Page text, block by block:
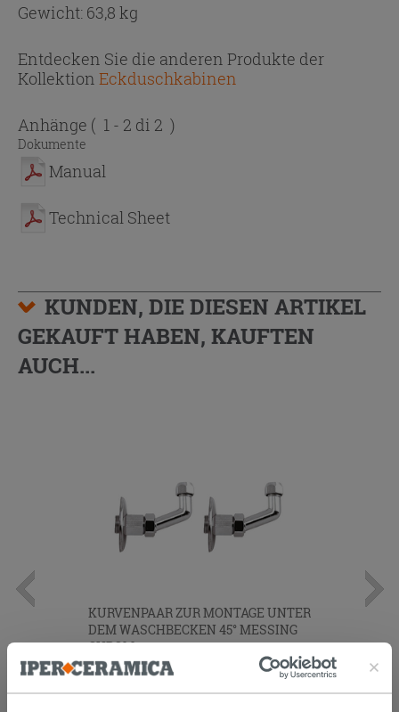
Gewicht: 63,8 kg
Entdecken Sie die anderen Produkte der
Kollektion Eckduschkabinen
Anhänge ( 1 - 2 di 2 )
Dokumente
Manual
Technical Sheet
KUNDEN, DIE DIESEN ARTIKEL
GEKAUFT HABEN, KAUFTEN
AUCH...
KURVENPAAR ZUR MONTAGE UNTER
DEM WASCHBECKEN 45° MESSING
CHROM
14,90 € /STK.